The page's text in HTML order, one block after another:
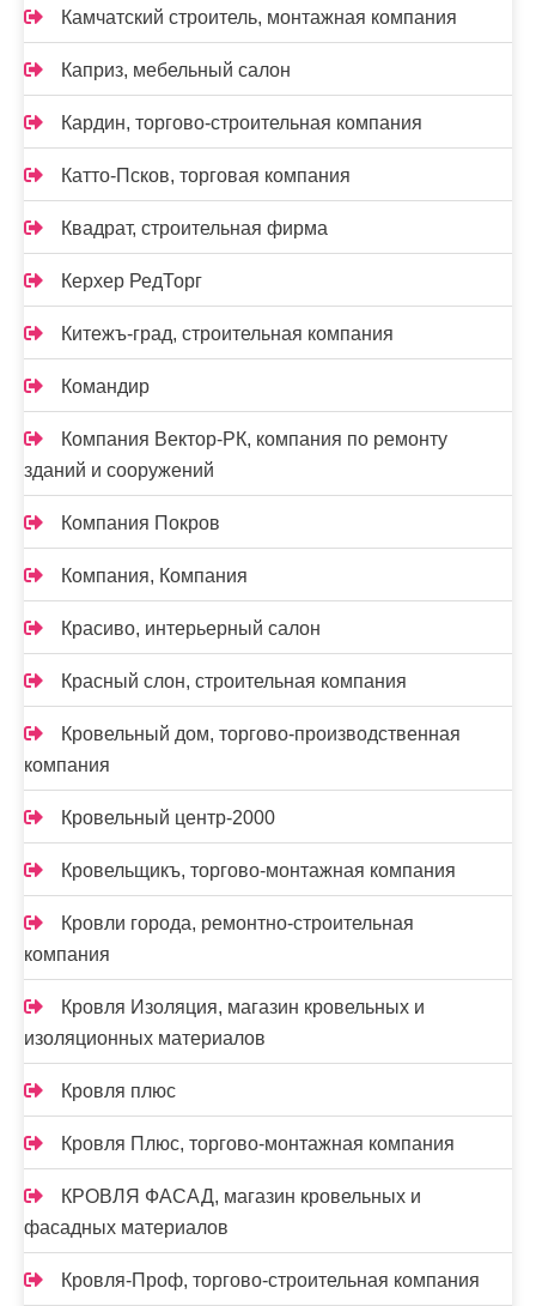
Камчатский строитель, монтажная компания
Каприз, мебельный салон
Кардин, торгово-строительная компания
Катто-Псков, торговая компания
Квадрат, строительная фирма
Керхер РедТорг
Китежъ-град, строительная компания
Командир
Компания Вектор-РК, компания по ремонту
зданий и сооружений
Компания Покров
Компания, Компания
Красиво, интерьерный салон
Красный слон, строительная компания
Кровельный дом, торгово-производственная
компания
Кровельный центр-2000
Кровельщикъ, торгово-монтажная компания
Кровли города, ремонтно-строительная
компания
Кровля Изоляция, магазин кровельных и
изоляционных материалов
Кровля плюс
Кровля Плюс, торгово-монтажная компания
КРОВЛЯ ФАСАД, магазин кровельных и
фасадных материалов
Кровля-Проф, торгово-строительная компания